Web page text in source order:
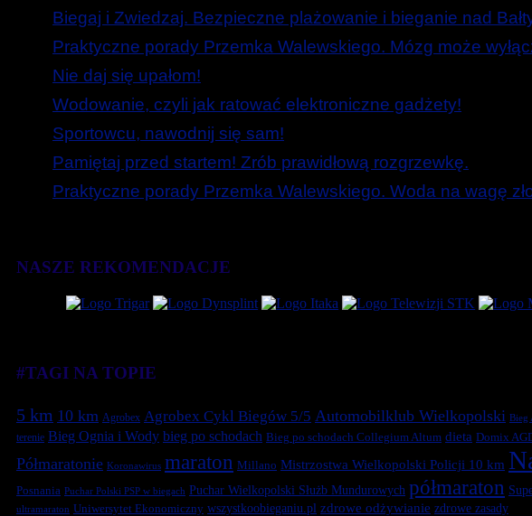
Biegaj i Zwiedzaj. Bezpieczne plażowanie i bieganie nad
Praktyczne porady Przemka Walewskiego. Mózg może
Nie daj się upałom!
Wodowanie, czyli jak ratować elektroniczne gadżety!
Sportowcu, nawodnij się sam!
Pamiętaj przed startem! Zrób prawidłową rozgrzewkę.
Praktyczne porady Przemka Walewskiego. Woda na wagę
NASZE REKOMENDACJE
#TAGI NA TOPIE
5 km 10 km Agrobex Agrobex Cykl Biegów 5/5 Automobilklub Wielkopolski Bieg
terenie Bieg Ognia i Wody bieg po schodach Bieg po schodach Collegium Altum dieta Domix
Półmaratonie Koronawirus maraton Millano Mistrzostwa Wielkopolski Policji 10 km
Posnania Puchar Polski PSP w biegach Puchar Wielkopolski Służb Mundurowych półmaraton
ultramaraton Uniwersytet Ekonomiczny wszystkoobieganiu.pl zdrowe odżywianie zdrowe zasady